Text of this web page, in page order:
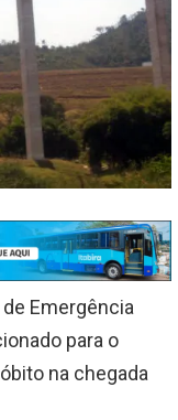
Emergência
para o
na chegada